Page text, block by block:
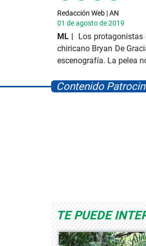
Redacción Web | AN
01 de agosto de 2019
ML | Los protagonistas
chiricano Bryan De
escenografía. La pelea
Contenido
TE PUEDE